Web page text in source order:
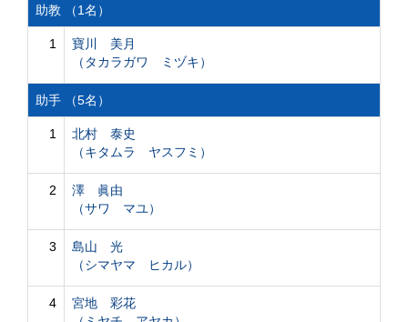
助教 （1名）
1
寶川 美月
（タカラガワ ミヅキ）
助手 （5名）
1
北村 泰史
（キタムラ ヤスフミ）
2
澤 眞由
（サワ マユ）
3
島山 光
（シマヤマ ヒカル）
4
宮地 彩花